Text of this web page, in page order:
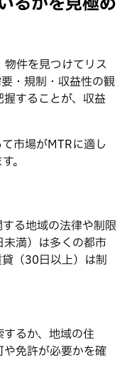
件を見つけてリス
・規制・収益性の観
することが、収益
市場がMTRに適し
。
る地域の法律や制限
満）は多くの都市
（30日以上）は制
するか、地域の住
免許が必要かを確